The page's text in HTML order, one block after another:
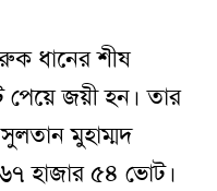
ধানের শীষ
জয়ী হন। তার
সুলতান মুহাম্মদ
হাজার ৫৪ ভোট।